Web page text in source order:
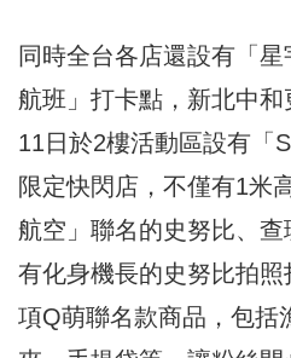
同時全台各店還設有「
航班」打卡點，新北中和
11日於2樓活動區設有「
限定快閃店，不僅有1米
航空」聯名的史努比、
有化身機長的史努比拍
項Q萌聯名款商品，包括